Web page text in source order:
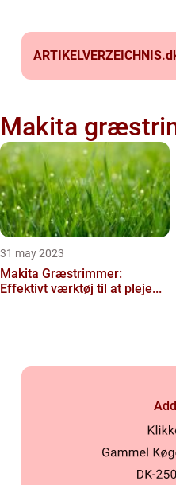
ARTIKELVERZEICHNIS.
Makita
31 may 2023
Makita Græstrimmer:
Effektivt værktøj til at pleje...